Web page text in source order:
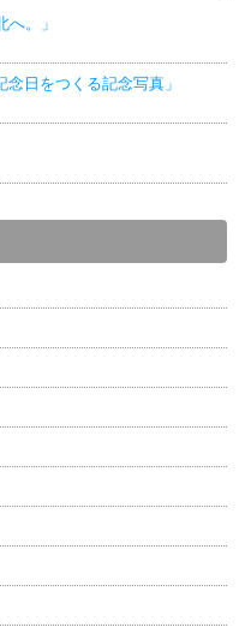
。」
日をつくる記念写真」